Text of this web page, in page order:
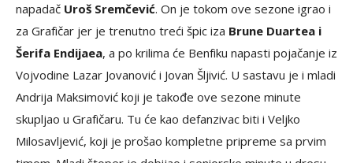
napadač Uroš Sremčević. On je tokom ove sezone igrao i
za Grafičar jer je trenutno treći špic iza Brune Duartea i
Šerifa Endijaea, a po krilima će Benfiku napasti pojačanje iz
Vojvodine Lazar Jovanović i Jovan Šljivić. U sastavu je i mladi
Andrija Maksimović koji je takođe ove sezone minute
skupljao u Grafičaru. Tu će kao defanzivac biti i Veljko
Milosavljević, koji je prošao kompletne pripreme sa prvim